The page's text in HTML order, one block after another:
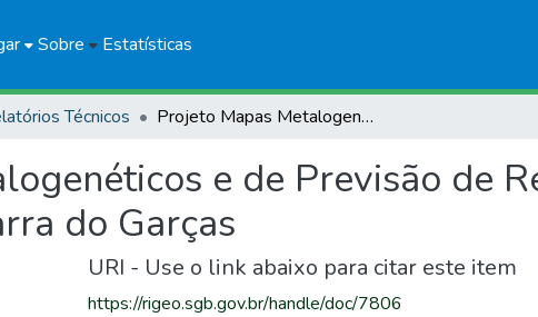
Sobre Estatísticas
Técnicos Projeto Mapas Metalogenéticos e de Previsão de Recursos Minerais: Folha SD.22-Y-D Barra do Garças
e de Previsão de
do Garças
URI - Use o link abaixo para citar este item
https://rigeo.sgb.gov.br/handle/doc/7806